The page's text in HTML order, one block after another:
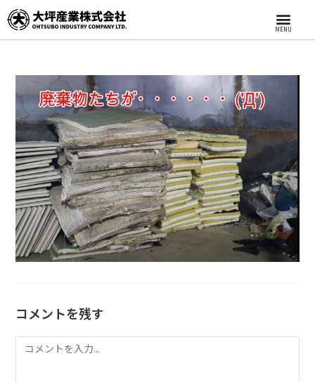
MENU
コメントを残す